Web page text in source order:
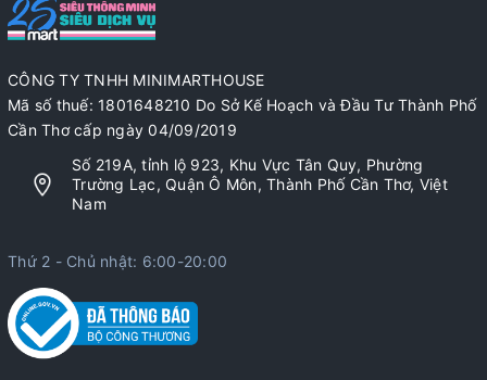
CÔNG TY TNHH MINIMARTHOUSE
Mã số thuế: 1801648210 Do Sở Kế Hoạch và Đầu Tư Thành Phố
Cần Thơ cấp ngày 04/09/2019
Số 219A, tỉnh lộ 923, Khu Vực Tân Quy, Phường
Trường Lạc, Quận Ô Môn, Thành Phố Cần Thơ, Việt
Nam
Thứ 2 - Chủ nhật: 6:00-20:00